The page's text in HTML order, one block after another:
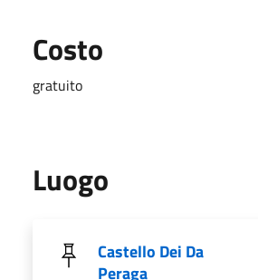
Costo
gratuito
Luogo
Castello Dei Da
Peraga